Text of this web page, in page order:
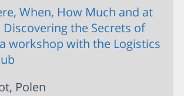
When, How Much and at
Discovering the Secrets of
workshop with the Logistics
Polen